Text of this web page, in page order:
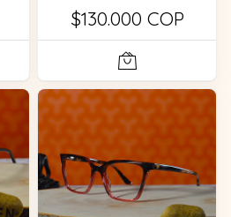
$130.000 COP